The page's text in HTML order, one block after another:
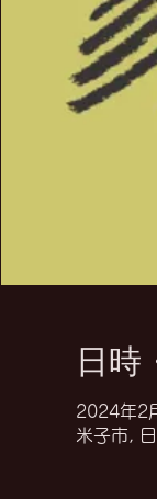
日時
2024年2
米子市,